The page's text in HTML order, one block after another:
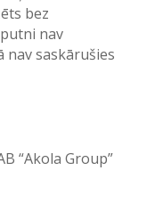
bez
nav
nav saskārušies
“Akola Group”